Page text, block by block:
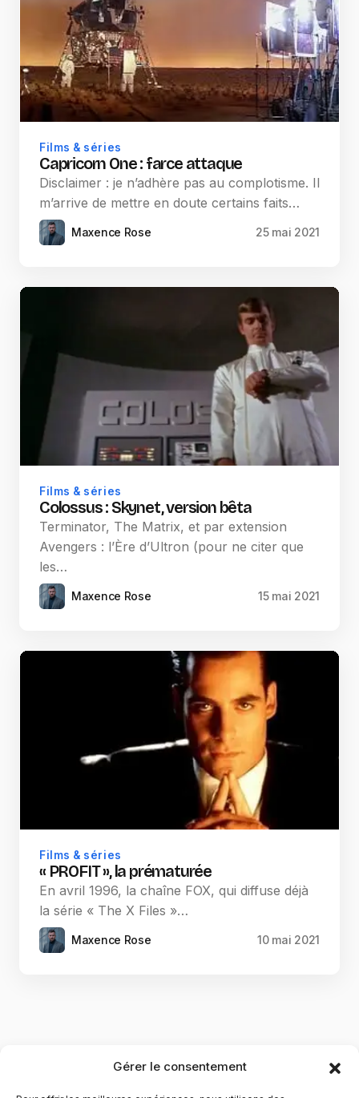
Gérer le consentement
Films & séries
Capricorn One : farce attaque
Disclaimer : je n’adhère pas au complotisme. Il
m’arrive de mettre en doute certains faits…
Maxence Rose 25 mai 2021
Films & séries
Colossus : Skynet, version bêta
Terminator, The Matrix, et par extension
Avengers : l’Ère d’Ultron (pour ne citer que
les…
Maxence Rose 15 mai 2021
Films & séries
« PROFIT », la prématurée
En avril 1996, la chaîne FOX, qui diffuse déjà
la série « The X Files »…
Maxence Rose 10 mai 2021